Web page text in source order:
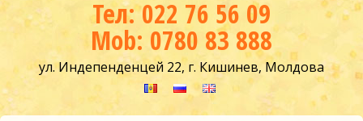
Тел: 022 76 56 09
Mob: 0780 83 888
ул. Индепенденцей 22, г. Кишинев, Молдова